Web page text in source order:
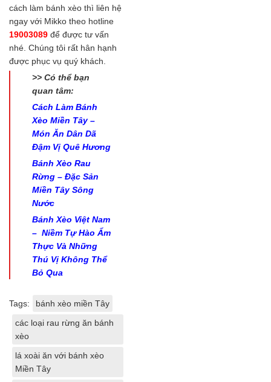
cách làm bánh xèo thì liên hệ
ngay với Mikko theo hotline
19003089 để được tư vấn
nhé. Chúng tôi rất hân hạnh
được phục vụ quý khách.
>> Có thể bạn
quan tâm:
Cách Làm Bánh
Xèo Miền Tây –
Món Ăn Dân Dã
Đậm Vị Quê Hương
Bánh Xèo Rau
Rừng – Đặc Sản
Miền Tây Sông
Nước
Bánh Xèo Việt Nam
– Niềm Tự Hào Ẩm
Thực Và Những
Thú Vị Không Thể
Bỏ Qua
Tags:
bánh xèo miền Tây
các loại rau rừng ăn bánh
xèo
lá xoài ăn với bánh xèo
Miền Tây